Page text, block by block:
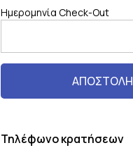
Ημερομηνία Check-Out
ΑΠΟΣΤΟΛΗ
Τηλέφωνο κρατήσεων